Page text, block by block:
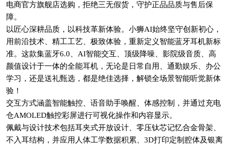
电商官方旗舰店选购，拒绝三无假货，守护正品品质与售后保
障。
以匠心深耕品质，以科技革新体验。小狮AI始终坚守创新初心，
用前沿技术、精工工艺、极致体验，重新定义智能蓝牙耳机新标
准。这款集蓝牙6.0、AI智能交互、顶级降噪、影院级音质、高
颜值设计于一体的全能耳机，无论是日常自用、通勤娱乐、办公
学习，还是送礼甄选，都是绝佳选择，解锁全场景智能听觉新体
验！
交互方式涵盖智能触控、语音助手唤醒、体感控制，并通过充电
仓AMOLED触控彩屏进行可视化操作和内容显示。
佩戴与设计技术包括耳夹式开放设计、零压钛芯记忆合金骨架、
不入耳结构，并应用人体工学数据积累、3D打印定制腔体及银离